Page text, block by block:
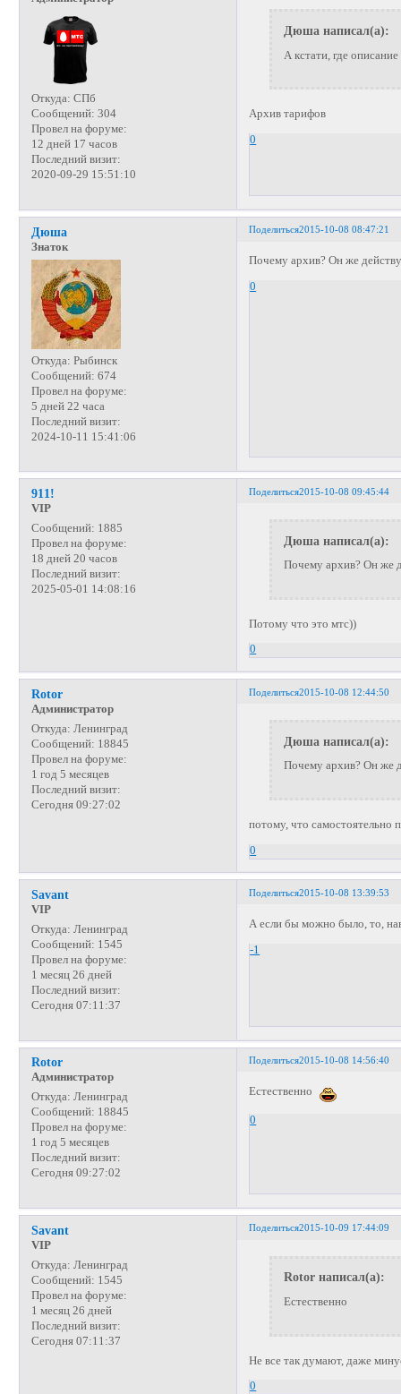
Откуда: СПб
Сообщений: 304
Провел на форуме:
12 дней 17 часов
Последний визит:
2020-09-29 15:51:10
Дюша написал(а):
А кстати, где
Архив тарифов
0
Поделиться2015-10-08 08:47:21
Дюша
Знаток
Откуда: Рыбинск
Сообщений: 674
Провел на форуме:
5 дней 22 часа
Последний визит:
2024-10-11 15:41:06
Почему архив? Он же
0
Поделиться2015-10-08 09:45:44
911!
VIP
Сообщений: 1885
Провел на форуме:
18 дней 20 часов
Последний визит:
2025-05-01 14:08:16
Дюша написал(а):
Почему архив? Он же
Потому что это мтс))
0
Поделиться2015-10-08 12:44:50
Rotor
Администратор
Откуда: Ленинград
Сообщений: 18845
Провел на форуме:
1 год 5 месяцев
Последний визит:
Сегодня 09:27:02
Дюша написал(а):
Почему архив? Он же
потому, что самостоятельно
0
Поделиться2015-10-08 13:39:53
Savant
VIP
Откуда: Ленинград
Сообщений: 1545
Провел на форуме:
1 месяц 26 дней
Последний визит:
Сегодня 07:11:37
А если бы можно было, то,
-1
Поделиться2015-10-08 14:56:40
Rotor
Администратор
Откуда: Ленинград
Сообщений: 18845
Провел на форуме:
1 год 5 месяцев
Последний визит:
Сегодня 09:27:02
Естественно
0
Поделиться2015-10-09 17:44:09
Savant
VIP
Откуда: Ленинград
Сообщений: 1545
Провел на форуме:
1 месяц 26 дней
Последний визит:
Сегодня 07:11:37
Rotor написал(а):
Естественно
Не все так думают, даже
0